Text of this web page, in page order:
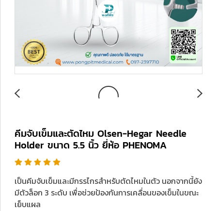
คีมจับเข็มและตัดไหม Olsen-Hegar Needle
Holder ขนาด 5.5 นิ้ว ยี่ห้อ PHENOMA
เป็นคีมจับเข็มและมีกรรไกรสำหรับตัดไหมในตัว นอกจากนี้ยัง
มีตัวล็อก 3 ระดับ เพื่อช่วยป้องกันการเคลื่อนของเข็มในขณะ
เย็บแผล